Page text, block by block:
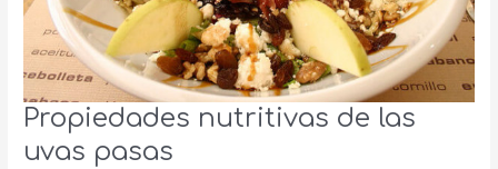
Propiedades nutritivas de las
uvas pasas